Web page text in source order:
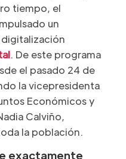
tiempo, el
un
digitalización
. De este programa
el pasado 24 de
la vicepresidenta
Económicos y
Calviño,
la población.
exactamente